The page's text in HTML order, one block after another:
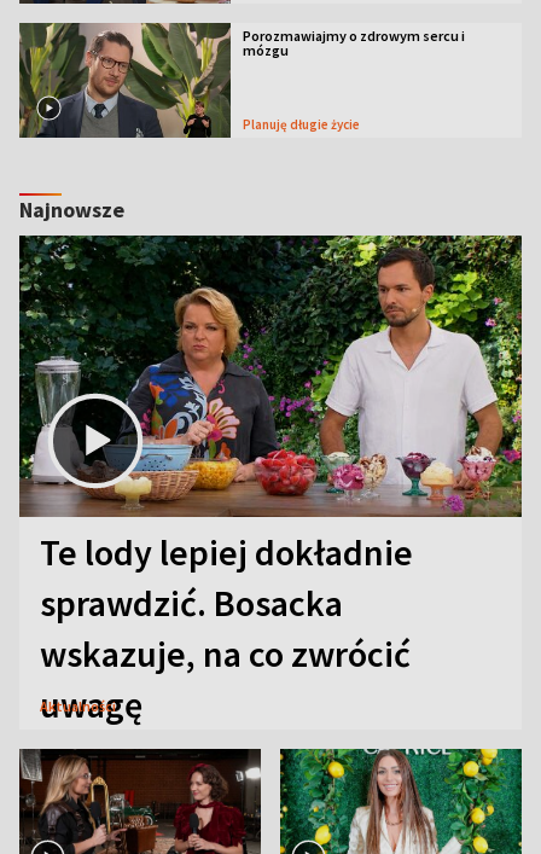
Porozmawiajmy o zdrowym sercu i
mózgu
Planuję długie życie
Najnowsze
Te lody lepiej dokładnie
sprawdzić. Bosacka
wskazuje, na co zwrócić
uwagę
Aktualności